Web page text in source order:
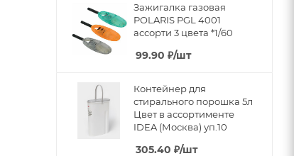
Зажигалка газовая
POLARIS PGL 4001
ассорти 3 цвета *1/60
99.90 ₽/шт
Контейнер для
стирального порошка 5л
Цвет в ассортименте
IDEA (Москва) уп.10
305.40 ₽/шт